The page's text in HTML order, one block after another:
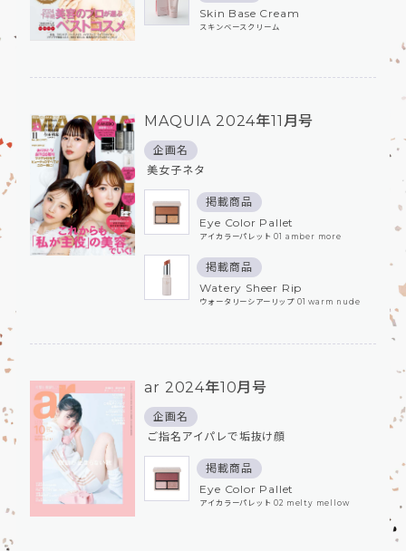
Skin Base Cream
スキンベースクリーム
MAQUIA 2024年11月号
企画名
美女子ネタ
掲載商品
Eye Color Pallet
アイカラーパレット 01 amber more
掲載商品
Watery Sheer Rip
ウォータリーシアーリップ 01 warm nude
ar 2024年10月号
企画名
ご指名アイパレで垢抜け顔
掲載商品
Eye Color Pallet
アイカラーパレット 02 melty mellow